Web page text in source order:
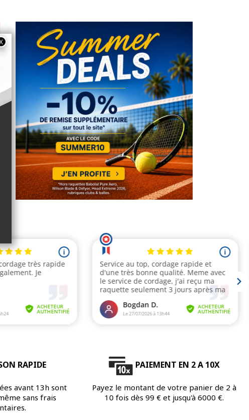
RAPIDE
avant 13h sont
sans frais
PAIEMENT EN 2 A 10X
Payez le montant de votre panier de 2 à
10 fois dès 99 € et jusqu'à 6000 €.